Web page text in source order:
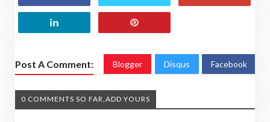
Post A Comment: Blogger Disqus Facebook
0 COMMENTS SO FAR,ADD YOURS